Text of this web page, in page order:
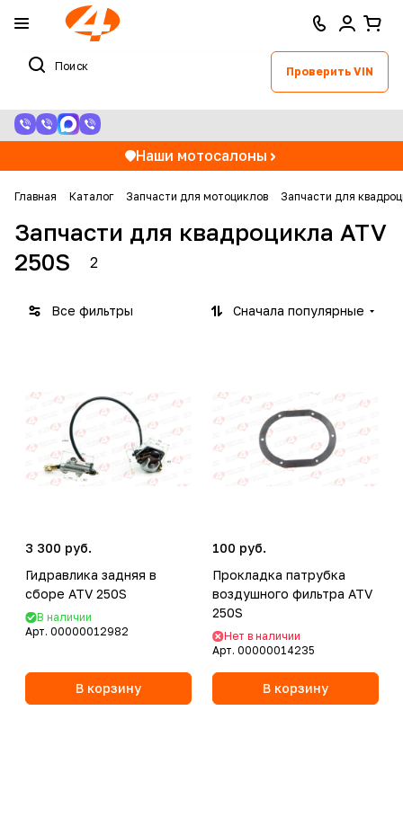
Проверить VIN
Наши мотосалоны
Главная Каталог Запчасти для мотоциклов Запчасти для
Запчасти для квадроцикла ATV
250S
2
Все фильтры Сначала популярные
3 300 руб.
Гидравлика задняя в
сборе ATV 250S
В наличии
Арт. 00000012982
В корзину
100 руб.
Прокладка патрубка
воздушного фильтра ATV
250S
Нет в наличии
Арт. 00000014235
В корзину